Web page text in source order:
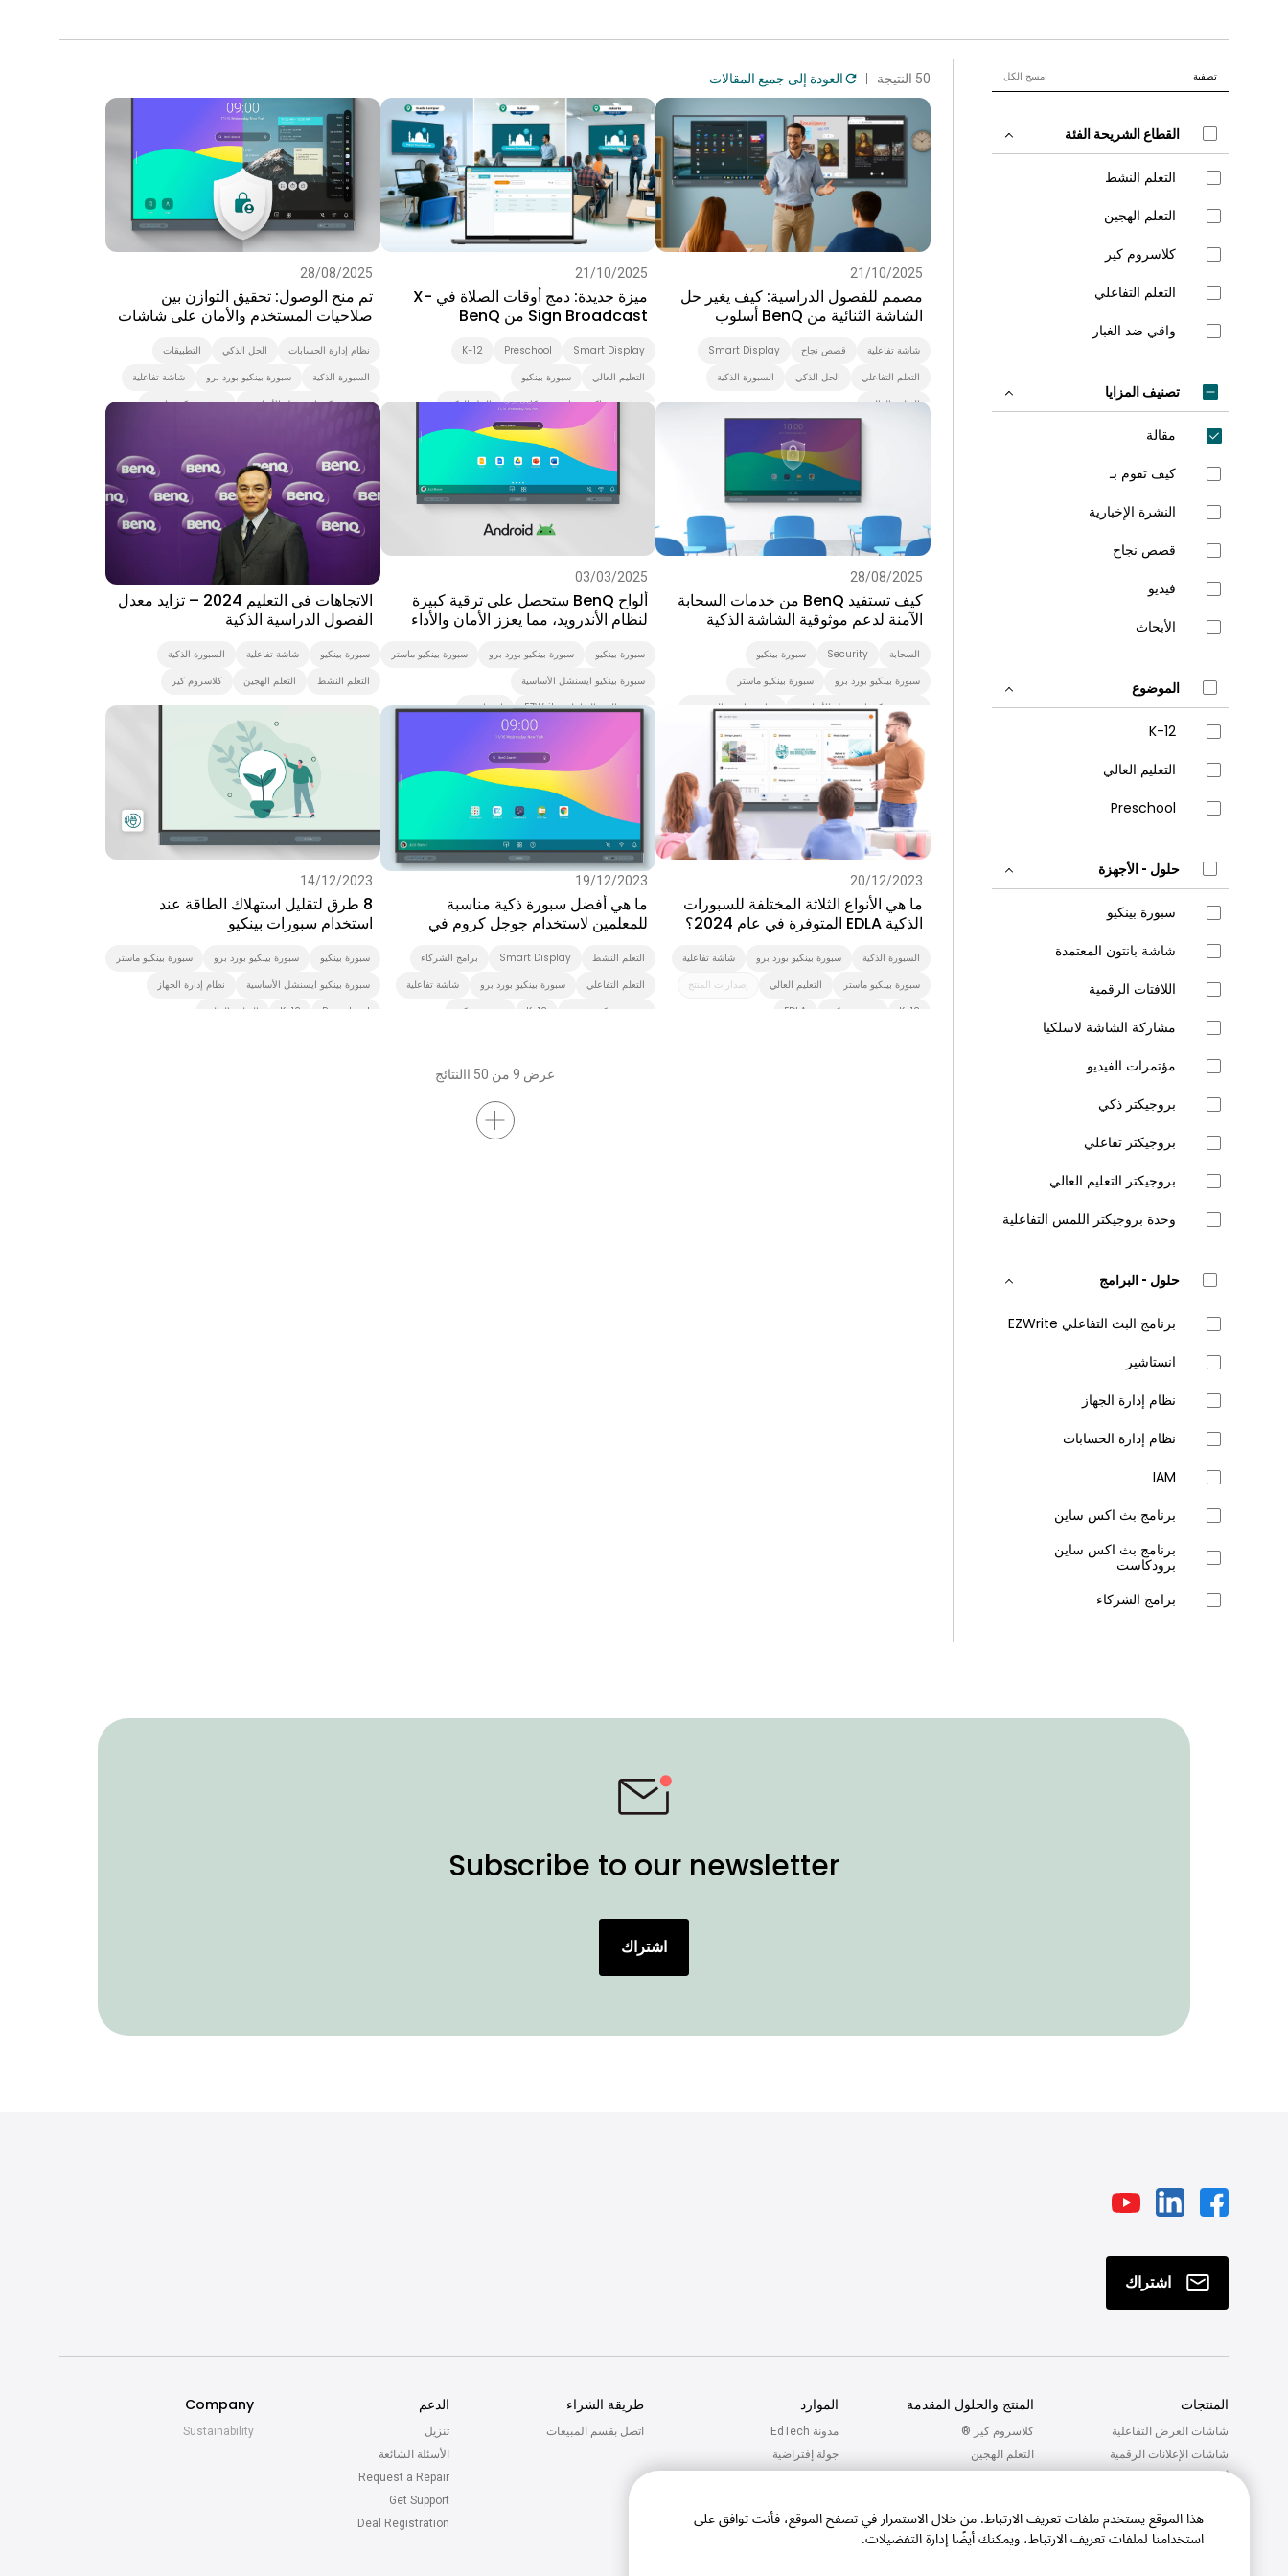
تصفية امسح الكل
القطاع الشريحة الفئة
التعلم النشط
التعلم الهجين
كلاسروم كير
التعلم التفاعلي
واقي ضد الغبار
تصنيف المزايا
مقالة
كيف تقوم بـ
النشرة الإخبارية
قصص نجاح
فيديو
الأبحاث
الموضوع
K-12
التعليم العالي
Preschool
حلول - الأجهزة
سبورة بينكيو
شاشة بانتون المعتمدة
اللافتات الرقمية
مشاركة الشاشة لاسلكيا
مؤتمرات الفيديو
بروجيكتر ذكي
بروجيكتر تفاعلي
بروجيكتر التعليم العالي
وحدة بروجيكتر اللمس التفاعلية
حلول - البرامج
برنامج البث التفاعلي EZWrite
انستاشير
نظام إدارة الجهاز
نظام إدارة الحسابات
IAM
برنامج بث اكس ساين
برنامج بث اكس ساين
برودكاست
برامج الشركاء
50 النتيجة العودة إلى جميع المقالات
21/10/2025
مصمم للفصول الدراسية: كيف يغير حل
الشاشة الثنائية من BenQ أسلوب
شاشة تفاعلية قصص نجاح
Smart Display
التعلم التفاعلي
الحل الذكي
السبورة الذكية
التعليم العالي
21/10/2025
ميزة جديدة: دمج أوقات الصلاة في X-
Sign Broadcast من BenQ
Smart Display
Preschool
K-12
التعليم العالي
سبورة بينكيو
برنامج بث اكس ساين برودكاست
الحل الذكي
السبورة الذكية
28/08/2025
تم منح الوصول: تحقيق التوازن بين
صلاحيات المستخدم والأمان على شاشات
نظام إدارة الحسابات الحل الذكي
التطبيقات
السبورة الذكية
سبورة بينكيو بورد برو
شاشة تفاعلية
سبورة بينكيو ايسنشل الأساسية
سبورة بينكيو ماستر
IAM
نظام إدارة الجهاز
اللافتات الرقمية
شاشة بانتون المعتمدة
Smart Display
28/08/2025
كيف تستفيد BenQ من خدمات السحابة
الآمنة لدعم موثوقية الشاشة الذكية
السحابة Security
سبورة بينكيو
سبورة بينكيو بورد برو
سبورة بينكيو ماستر
سبورة بينكيو ايسنشل الأساسية
شاشة بانتون المعتمدة
Smart Signage
اللافتات الرقمية
Preschool
K-12
التعليم العالي
الحل الذكي
برنامج بث اكس ساين
نظام إدارة الجهاز
03/03/2025
ألواح BenQ ستحصل على ترقية كبيرة
لنظام الأندرويد، مما يعزز الأمان والأداء
سبورة بينكيو سبورة بينكيو بورد برو
سبورة بينكيو ماستر
سبورة بينكيو ايسنشل الأساسية
برنامج البث التفاعلي EZWrite
انستاشير
نظام إدارة الحسابات
نظام إدارة الجهاز
مشاركة الشاشة لاسلكيا
K-12
التعليم العالي التطبيقات
الاتجاهات في التعليم 2024 – تزايد معدل
الفصول الدراسية الذكية
سبورة بينكيو شاشة تفاعلية
السبورة الذكية
التعلم النشط
التعلم الهجين كلاسروم كير
20/12/2023
ما هي الأنواع الثلاثة المختلفة للسبورات
الذكية EDLA المتوفرة في عام 2024؟
السبورة الذكية سبورة بينكيو بورد برو
شاشة تفاعلية
سبورة بينكيو ماستر
التعليم العالي
إصدارات المنتج
K-12
سبورة بينكيو EDLA
19/12/2023
ما هي أفضل سبورة ذكية مناسبة
للمعلمين لاستخدام جوجل كروم في
التعلم النشط Smart Display
برامج الشركاء
التعلم التفاعلي
سبورة بينكيو بورد برو
شاشة تفاعلية
سبورة بينكيو ماستر
K-12
سبورة بينكيو
14/12/2023
8 طرق لتقليل استهلاك الطاقة عند
استخدام سبورات بينكيو
سبورة بينكيو سبورة بينكيو بورد برو
سبورة بينكيو ماستر
سبورة بينكيو ايسنشل الأساسية
نظام إدارة الجهاز
Preschool
K-12
التعليم العالي
عرض 9 من 50 االنتائج
Subscribe to our newsletter
اشتراك
اشتراك
المنتجات
شاشات العرض التفاعلية
شاشات الإعلانات الرقمية
ملحقات
المنتج والحلول المقدمة
كلاسروم كير ®
التعلم الهجين
الموارد
مدونة EdTech
جولة إفتراضية
Calculator
طريقة الشراء
اتصل بقسم المبيعات
الدعم
تنزيل
الأسئلة الشائعة
Request a Repair
Get Support
Deal Registration
Company
Sustainability
هذا الموقع يستخدم ملفات تعريف الارتباط. من خلال الاستمرار في تصفح الموقع، فأنت توافق على
استخدامنا لملفات تعريف الارتباط، ويمكنك أيضًا إدارة التفضيلات.